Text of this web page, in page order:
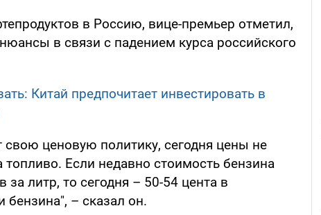
в Россию, вице-премьер отметил,
в связи с падением курса российского
Китай предпочитает инвестировать в
ценовую политику, сегодня цены не
топливо. Если недавно стоимость бензина
за литр, то сегодня – 50-54 цента в
бензина", – сказал он.